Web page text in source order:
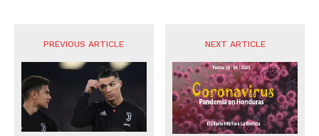
PREVIOUS ARTICLE NEXT ARTICLE